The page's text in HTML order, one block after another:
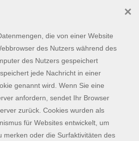
gefunden werden.
Kontaktformular
die von einer Website
des Nutzers während des
des Nutzers gespeichert
jede Nachricht in einer
genannt wird. Wenn Sie eine
anfordern, sendet Ihr Browser
zurück. Cookies wurden als
für Websites entwickelt, um
merken oder die Surfaktivitäten des
×